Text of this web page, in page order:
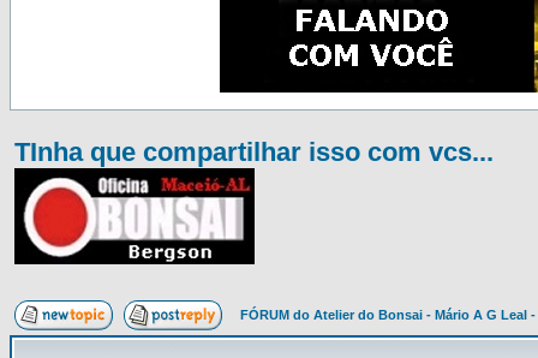
TInha que compartilhar isso com vcs...
FÓRUM do Atelier do Bonsai - Mário A G Leal